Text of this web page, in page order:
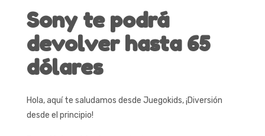
Sony te podrá
devolver hasta 65
dólares
Hola, aquí te saludamos desde Juegokids, ¡Diversión
desde el principio!